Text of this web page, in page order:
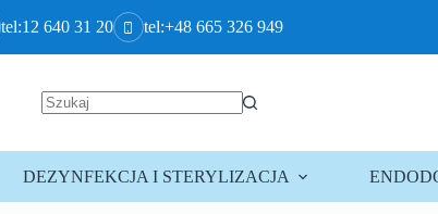
tel:12 640 31 20 tel:+48 665 326 949
DEZYNFEKCJA I STERYLIZACJA